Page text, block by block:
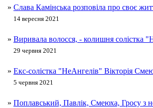
» Слава Камінська розповіла про своє
14 вересня 2021
» Виривала волосся, - колишня солістка
29 червня 2021
» Екс-солістка "НеАнгелів" Вікторія
5 червня 2021
» Поплавський, Павлік, Смеюха, Гросу з